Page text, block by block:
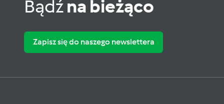
Bądźna bieżąco
Zapisz się do naszego newslettera